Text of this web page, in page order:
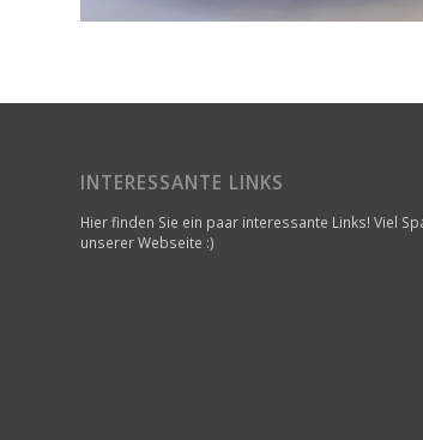
INTERESSANTE LINKS
Hier finden Sie ein paar interessante Links! Viel
unserer Webseite :)